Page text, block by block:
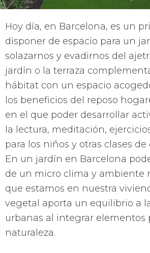
Hoy día, en Barcelona, es un
disponer de espacio para un
solazarnos y evadirnos del
jardín o la terraza
hábitat con un espacio
los beneficios del reposo
en el que poder desarrollar
la lectura, meditación,
para los niños y otras clases
En un jardín en Barcelona
de un micro clima y ambiente
que estamos en nuestra
vegetal aporta un equilibrio a
urbanas al integrar elementos
naturaleza.